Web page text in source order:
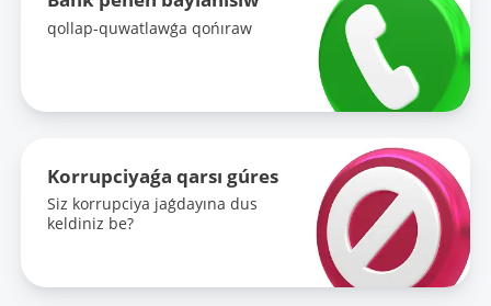
qollap-quwatlawǵa qońıraw
Korrupciyaǵa qarsı gúres
Siz korrupciya jaǵdayına dus
keldiniz be?